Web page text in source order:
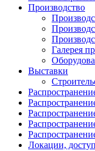
Производство
Галерея
Выставки
Локации,